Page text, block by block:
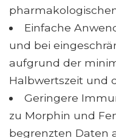
Einfache
und bei
aufgrund der
Halbwertszeit und
Geringere
zu Morphin und
begrenzten Daten